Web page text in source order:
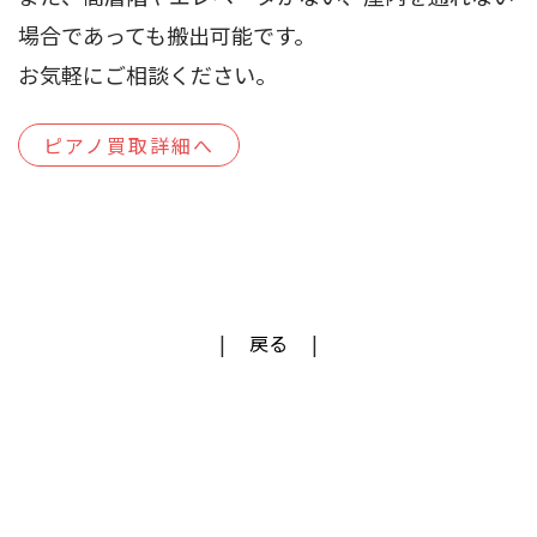
場合であっても搬出可能です。
お気軽にご相談ください。
ピアノ買取詳細へ
戻る